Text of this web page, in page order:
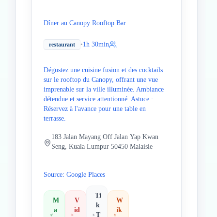
Dîner au Canopy Rooftop Bar
restaurant •1h 30min
Dégustez une cuisine fusion et des cocktails
sur le rooftop du Canopy, offrant une vue
imprenable sur la ville illuminée. Ambiance
détendue et service attentionné. Astuce :
Réservez à l'avance pour une table en
terrasse.
183 Jalan Mayang Off Jalan Yap Kwan
Seng, Kuala Lumpur 50450 Malaisie
Source: Google Places
M
a
V
id
Ti
k
T
W
ik